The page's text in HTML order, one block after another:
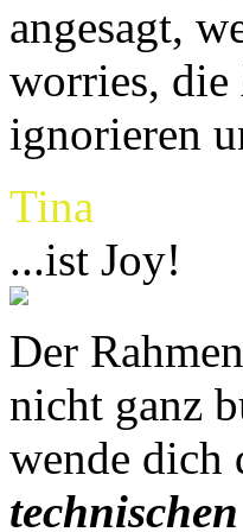
angesagt,
worries, die
ignorieren
Tina
...ist Joy!
Der
nicht ganz
wende dich